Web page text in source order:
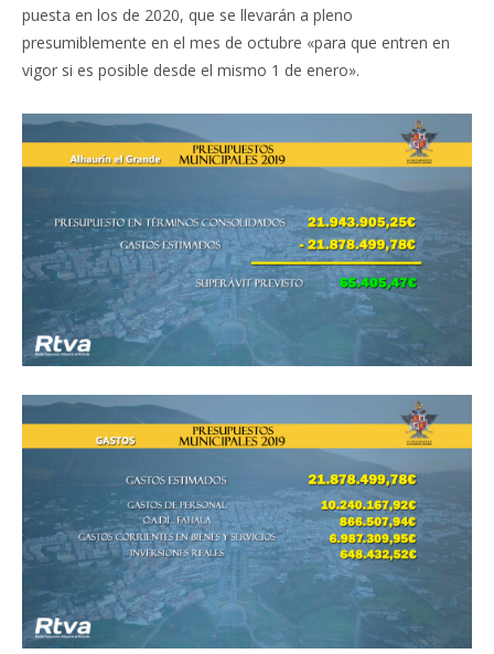
puesta en los de 2020, que se llevarán a pleno
presumiblemente en el mes de octubre «para que entren en
vigor si es posible desde el mismo 1 de enero».